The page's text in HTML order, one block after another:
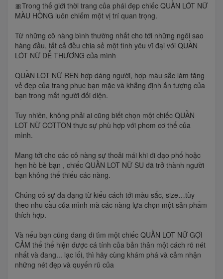
🎀Trong thế giới thời trang của phái đẹp chiếc QUẦN LÓT NỮ
MÀU HỒNG luôn chiếm một vị trí quan trọng.
Từ những cô nàng bình thường nhất cho tới những ngôi sao
hàng đầu, tất cả đều chia sẻ một tình yêu vĩ đại với QUẦN
LÓT NỮ DỄ THƯƠNG của mình
QUẦN LOT NỮ REN hợp dáng người, hợp màu sắc làm tăng
vẻ đẹp của trang phục bạn mặc và khẳng định ấn tượng của
bạn trong mắt người đối diện.
Tuy nhiên, không phải ai cũng biết chọn một chiếc QUẦN
LOT NỮ COTTON thực sự phù hợp với phom cơ thể của
mình.
Mang tới cho các cô nàng sự thoải mái khi đi dạo phố hoặc
hẹn hò bè bạn , chiếc QUẦN LOT NỮ SU đã trở thành người
bạn không thể thiếu các nàng.
Chúng có sự đa dạng từ kiểu cách tới màu sắc, size…tùy
theo nhu cầu của mình mà các nàng lựa chọn một sản phẩm
thích hợp.
Và nếu bạn cũng đang đi tìm một chiếc QUẦN LOT NỮ GỢI
CẢM thể thể hiện được cá tính của bản thân một cách rõ nét
nhất và đang... lạc lối, thì hãy cùng khám phá và cảm nhận
những nét đẹp và quyến rũ của